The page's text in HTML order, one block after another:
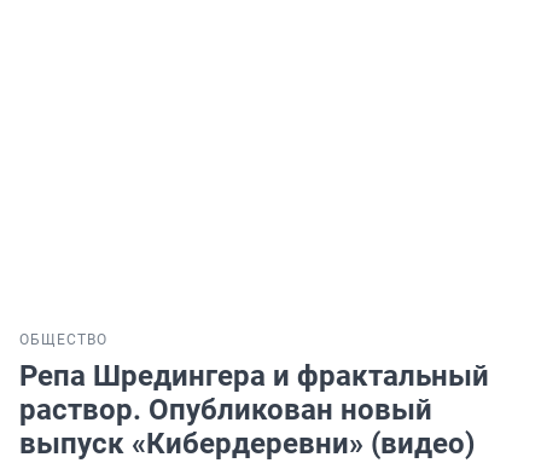
ОБЩЕСТВО
Репа Шредингера и фрактальный
раствор. Опубликован новый
выпуск «Кибердеревни» (видео)